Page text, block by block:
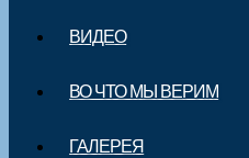
ВИДЕО
ВО ЧТО МЫ ВЕРИМ
ГАЛЕРЕЯ